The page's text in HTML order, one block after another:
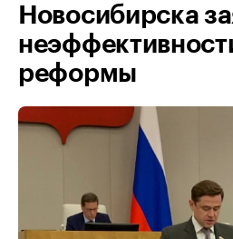
Новосибирска
реформы